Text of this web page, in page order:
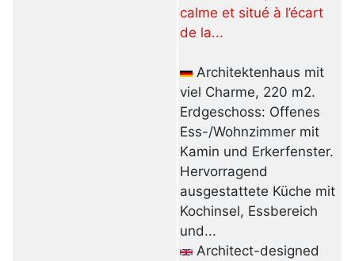
calme et situé à l’écart
de la...
Architektenhaus mit
viel Charme, 220 m2.
Erdgeschoss: Offenes
Ess-/Wohnzimmer mit
Kamin und Erkerfenster.
Hervorragend
ausgestattete Küche mit
Kochinsel, Essbereich
und...
Architect-designed